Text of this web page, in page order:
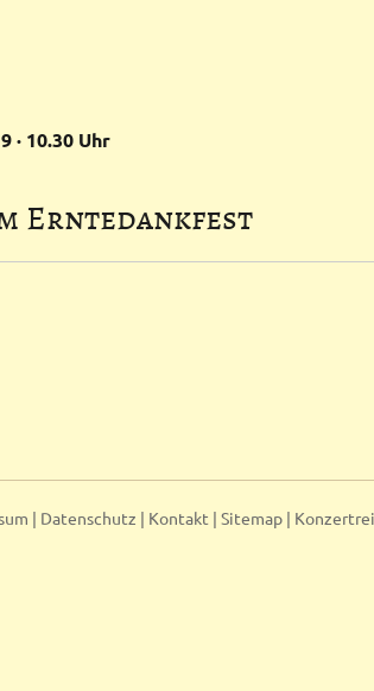
· 10.30 Uhr
Erntedankfest
| Datenschutz | Kontakt | Sitemap |